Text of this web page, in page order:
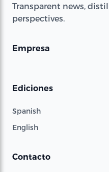
Transparent news,
perspectives.
Empresa
Ediciones
Spanish
English
Contacto